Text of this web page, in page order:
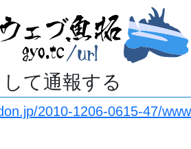
て通報する
2010-1206-0615-47/